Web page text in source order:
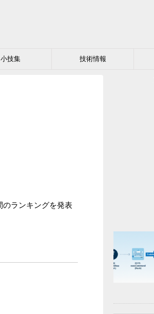
小技集 技術情報
のランキングを発表